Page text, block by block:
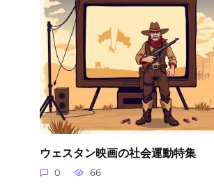
ウェスタン映画の社会運動特集
0 66